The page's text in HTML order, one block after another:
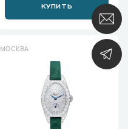
КУПИТЬ
МОСКВА